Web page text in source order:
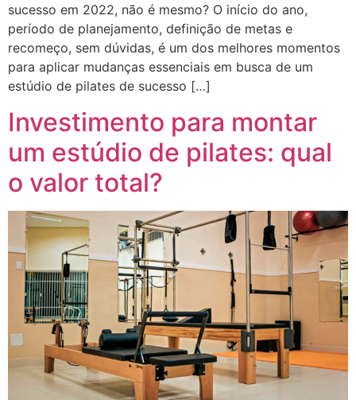
sucesso em 2022, não é mesmo? O início do ano,
período de planejamento, definição de metas e
recomeço, sem dúvidas, é um dos melhores momentos
para aplicar mudanças essenciais em busca de um
estúdio de pilates de sucesso […]
Investimento para montar
um estúdio de pilates: qual
o valor total?